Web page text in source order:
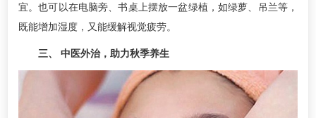
宜。也可以在电脑旁、书桌上摆放一盆绿植，如绿萝、吊兰等，
既能增加湿度，又能缓解视觉疲劳。
三、 中医外治，助力秋季养生